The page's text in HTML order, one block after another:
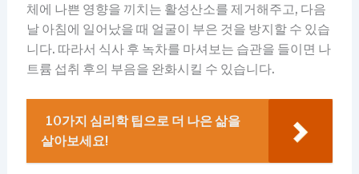
체에 나쁜 영향을 끼치는 활성산소를 제거해주고, 다음
날 아침에 일어났을 때 얼굴이 부은 것을 방지할 수 있습
니다. 따라서 식사 후 녹차를 마셔보는 습관을 들이면 나
트륨 섭취 후의 부음을 완화시킬 수 있습니다.
10가지 심리학 팁으로 더 나은 삶을
살아보세요!